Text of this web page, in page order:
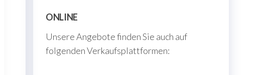
ONLINE
Unsere Angebote finden Sie auch auf
folgenden Verkaufsplattformen: